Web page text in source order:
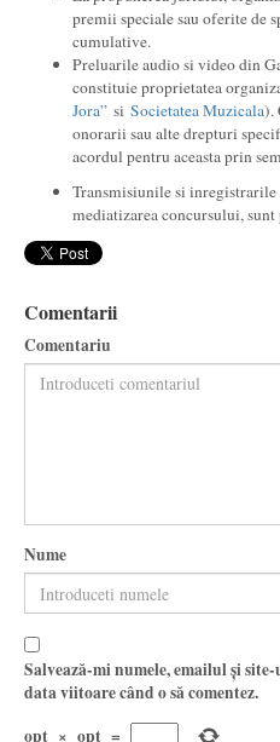
premii speciale sau oferite de
cumulative.
Preluarile audio si video din
constituie proprietatea
Jora” si Societatea Muzicala).
onorarii sau alte drepturi
acordul pentru aceasta prin
Transmisiunile si inregistrarile
mediatizarea concursului,
Comentarii
Comentariu
Nume
Salvează-mi numele, emailul și
data viitoare când o să comentez.
opt × opt =